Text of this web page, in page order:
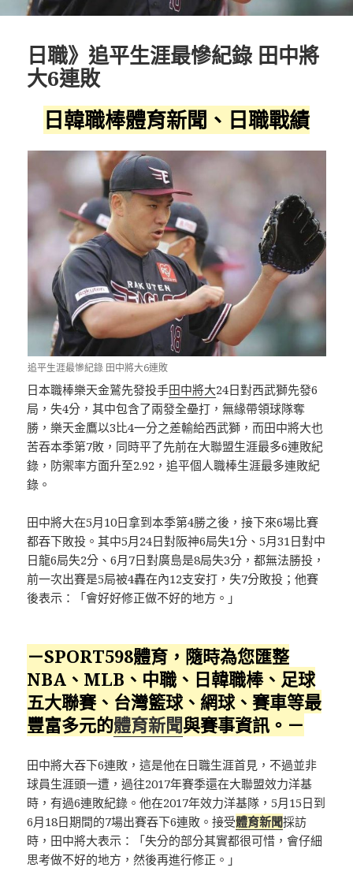
日職》追平生涯最慘紀錄 田中將
大6連敗
日韓職棒體育新聞、日職戰績
追平生涯最慘紀錄 田中將大6連敗
日本職棒樂天金鷲先發投手田中將大24日對西武獅先發6
局，失4分，其中包含了兩發全壘打，無緣帶領球隊奪
勝，樂天金鷹以3比4一分之差輸給西武獅，而田中將大也
苦吞本季第7敗，同時平了先前在大聯盟生涯最多6連敗紀
錄，防禦率方面升至2.92，追平個人職棒生涯最多連敗紀
錄。
田中將大在5月10日拿到本季第4勝之後，接下來6場比賽
都吞下敗投。其中5月24日對阪神6局失1分、5月31日對中
日龍6局失2分、6月7日對廣島是8局失3分，都無法勝投，
前一次出賽是5局被4轟在內12支安打，失7分敗投；他賽
後表示：「會好好修正做不好的地方。」
－SPORT598體育，隨時為您匯整
NBA、MLB、中職、日韓職棒、足球
五大聯賽、台灣籃球、網球、賽車等最
豐富多元的體育新聞與賽事資訊。－
田中將大吞下6連敗，這是他在日職生涯首見，不過並非
球員生涯頭一遭，過往2017年賽季還在大聯盟效力洋基
時，有過6連敗紀錄。他在2017年效力洋基隊，5月15日到
6月18日期間的7場出賽吞下6連敗。接受體育新聞採訪
時，田中將大表示：「失分的部分其實都很可惜，會仔細
思考做不好的地方，然後再進行修正。」